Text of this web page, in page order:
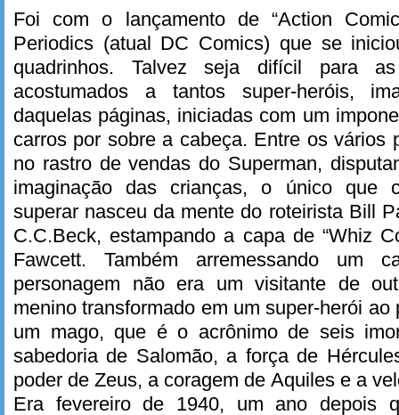
Foi com o lançamento de “Action
Periodics (atual DC Comics) que se
quadrinhos. Talvez seja difícil para
acostumados a tantos super-heróis,
daquelas páginas, iniciadas com um
carros por sobre a cabeça. Entre os vários
no rastro de vendas do Superman,
imaginação das crianças, o único que
superar nasceu da mente do roteirista Bill
C.C.Beck, estampando a capa de “Whiz
Fawcett. Também arremessando um
personagem não era um visitante de
menino transformado em um super-herói ao
um mago, que é o acrônimo de seis
sabedoria de Salomão, a força de
poder de Zeus, a coragem de Aquiles e a
Era fevereiro de 1940, um ano depois